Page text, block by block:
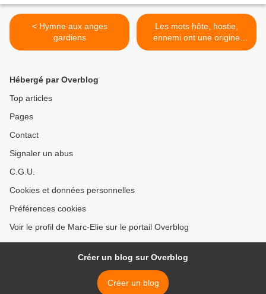
< Hymne aux anges
gardiens
Les mots hôte, hostie,
ennemi ont une origine
commune >
Hébergé par Overblog
Top articles
Pages
Contact
Signaler un abus
C.G.U.
Cookies et données personnelles
Préférences cookies
Voir le profil de Marc-Elie sur le portail Overblog
Créer un blog sur Overblog
Créer un blog